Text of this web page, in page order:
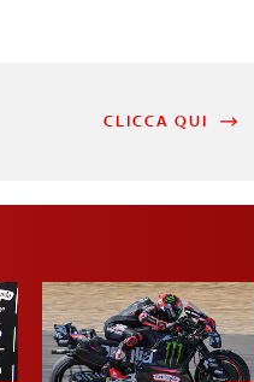
CLICCA QUI